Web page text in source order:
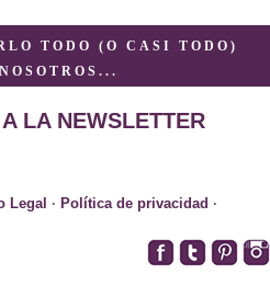
TODO (O CASI TODO)
LA NEWSLETTER
Legal · Política de privacidad ·